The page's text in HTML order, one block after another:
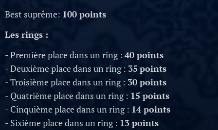
Best suprême: 100 points
Les rings :
- Première place dans un ring : 40 points
- Deuxième place dans un ring : 35 points
- Troisième place dans un ring : 30 points
- Quatrième place dans un ring : 15 points
- Cinquième place dans un ring : 14 points
- Sixième place dans un ring : 13 points